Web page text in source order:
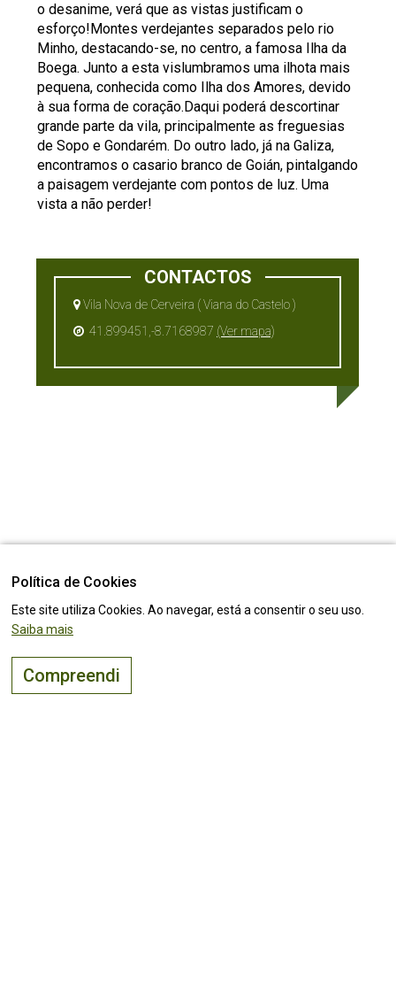
o desanime, verá que as vistas justificam o
esforço!Montes verdejantes separados pelo rio
Minho, destacando-se, no centro, a famosa Ilha da
Boega. Junto a esta vislumbramos uma ilhota mais
pequena, conhecida como Ilha dos Amores, devido
à sua forma de coração.Daqui poderá descortinar
grande parte da vila, principalmente as freguesias
de Sopo e Gondarém. Do outro lado, já na Galiza,
encontramos o casario branco de Goián, pintalgando
a paisagem verdejante com pontos de luz. Uma
vista a não perder!
CONTACTOS
Vila Nova de Cerveira ( Viana do Castelo )
41.899451,-8.7168987 (Ver mapa)
Política de Cookies
Este site utiliza Cookies. Ao navegar, está a consentir o seu uso.
Saiba mais
Compreendi